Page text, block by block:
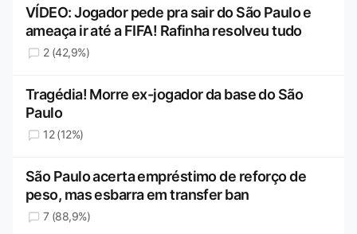
VÍDEO: Jogador pede pra sair do São Paulo e
ameaça ir até a FIFA! Rafinha resolveu tudo
2 (42,9%)
Tragédia! Morre ex-jogador da base do São
Paulo
12 (12%)
São Paulo acerta empréstimo de reforço de
peso, mas esbarra em transfer ban
7 (88,9%)